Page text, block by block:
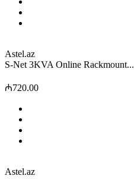
Astel.az
S-Net 3KVA Online Rackmount...
₼720.00
Astel.az